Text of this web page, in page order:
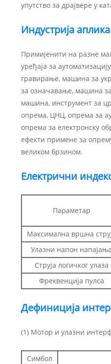
упутство за драјвере у
Индустрија
Примијенити на разне
уређаја за
гравирање, машина за
за означавање, машина
машина, инструмент за
опрема, ЦНЦ, опрема за
опрема за електронску
ефекти примене за
великом брзином.
Електрични
Параметар
Максимална вршна
Улазни напон напајања
Струја логичког улаза
Фреквенција пулса
Дефиниција
(1) Мотор и улазни
Симбол